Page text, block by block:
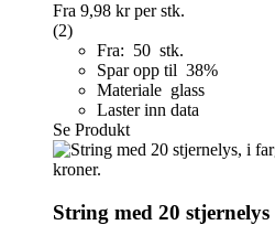
Fra 9,98 krper stk.
(2)
Fra: 50 stk.
Spar opp til 38%
Materiale glass
Laster inn data
Se Produkt
String med 20 stjernelys